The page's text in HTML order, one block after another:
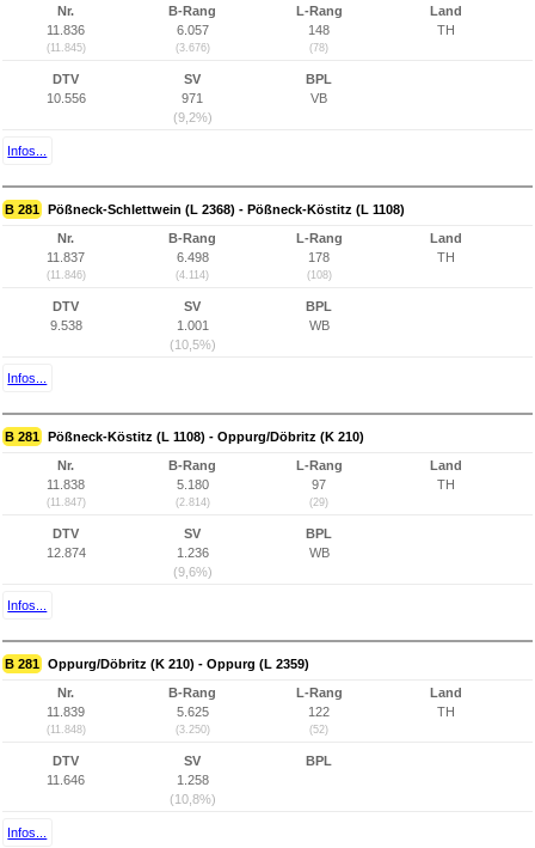
Nr.
11.836
(11.845)
B-Rang
6.057
(3.676)
L-Rang
148
(78)
Land
TH
DTV
10.556
SV
971
(9,2%)
BPL
VB
Infos...
B 281 Pößneck-Schlettwein (L 2368) - Pößneck-Köstitz (L 1108)
Nr.
11.837
(11.846)
B-Rang
6.498
(4.114)
L-Rang
178
(108)
Land
TH
DTV
9.538
SV
1.001
(10,5%)
BPL
WB
Infos...
B 281 Pößneck-Köstitz (L 1108) - Oppurg/Döbritz (K 210)
Nr.
11.838
(11.847)
B-Rang
5.180
(2.814)
L-Rang
97
(29)
Land
TH
DTV
12.874
SV
1.236
(9,6%)
BPL
WB
Infos...
B 281 Oppurg/Döbritz (K 210) - Oppurg (L 2359)
Nr.
11.839
(11.848)
B-Rang
5.625
(3.250)
L-Rang
122
(52)
Land
TH
DTV
11.646
SV
1.258
(10,8%)
BPL
Infos...